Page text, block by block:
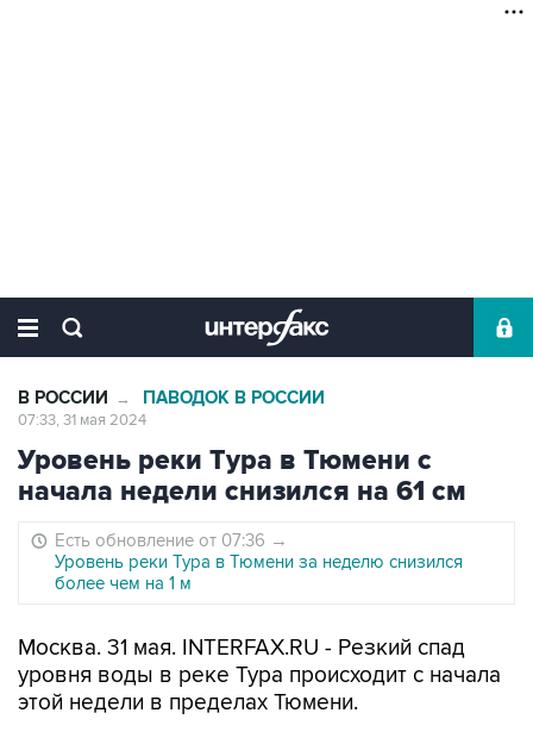
В РОССИИ → ПАВОДОК В РОССИИ
07:33, 31 мая 2024
Уровень реки Тура в Тюмени с
начала недели снизился на 61 см
Есть обновление от 07:36 →
Уровень реки Тура в Тюмени за неделю снизился
более чем на 1 м
Москва. 31 мая. INTERFAX.RU - Резкий спад
уровня воды в реке Тура происходит с начала
этой недели в пределах Тюмени.